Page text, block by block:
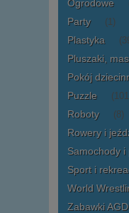
Ogrodowe
Party (1)
Plastyka
Pluszaki,
Pokój
Puzzle
Roboty (8)
Rowery i
Samochody i
Sport i
World
Zabawki